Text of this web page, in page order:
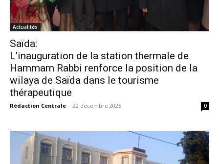
Actualités
Saïda:
L’inauguration de la station thermale de
Hammam Rabbi renforce la position de la
wilaya de Saïda dans le tourisme
thérapeutique
Rédaction Centrale - 22 décembre 2025 0